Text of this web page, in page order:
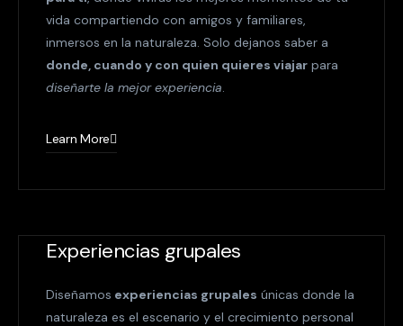
vida compartiendo con amigos y familiares,
inmersos en la naturaleza. Solo dejanos saber a
donde, cuando y con quien quieres viajar para
diseñarte la mejor experiencia.
Learn More
Experiencias grupales
Diseñamos experiencias grupales únicas donde la
naturaleza es el escenario y el crecimiento personal